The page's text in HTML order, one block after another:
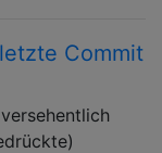
Commit